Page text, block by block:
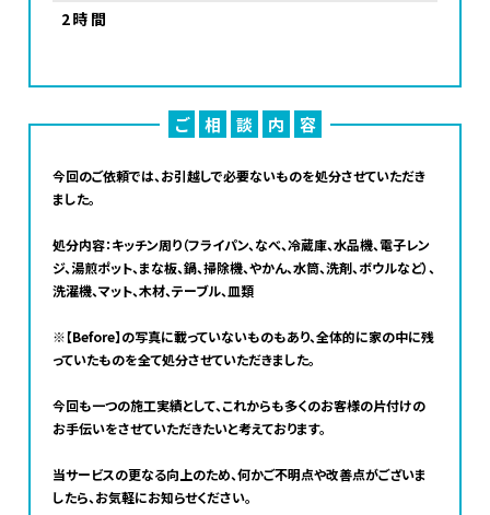
2時間
ご 相 談 内 容
今回のご依頼では、お引越しで必要ないものを処分させていただき
ました。
処分内容：キッチン周り（フライパン、なべ、冷蔵庫、水品機、電子レン
ジ、湯煎ポット、まな板、鍋、掃除機、やかん、水筒、洗剤、ボウルなど）、
洗濯機、マット、木材、テーブル、皿類
※【Before】の写真に載っていないものもあり、全体的に家の中に残
っていたものを全て処分させていただきました。
今回も一つの施工実績として、これからも多くのお客様の片付けの
お手伝いをさせていただきたいと考えております。
当サービスの更なる向上のため、何かご不明点や改善点がございま
したら、お気軽にお知らせください。